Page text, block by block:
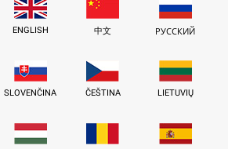
ENGLISH 中文 РУССКИЙ
SLOVENČINA ČEŠTINA LIETUVIŲ